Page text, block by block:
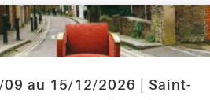
09 au 15/12/2026 | Saint-